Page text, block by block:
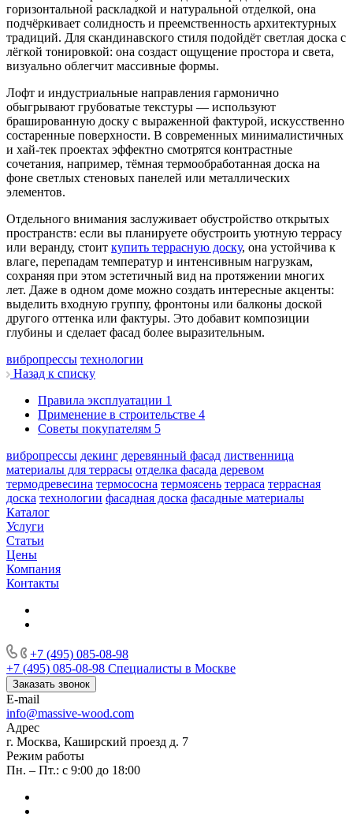
горизонтальной раскладкой и натуральной отделкой, она
подчёркивает солидность и преемственность архитектурных
традиций. Для скандинавского стиля подойдёт светлая доска с
лёгкой тонировкой: она создаст ощущение простора и света,
визуально облегчит массивные формы.
Лофт и индустриальные направления гармонично
обыгрывают грубоватые текстуры — используют
брашированную доску с выраженной фактурой, искусственно
состаренные поверхности. В современных минималистичных
и хай-тек проектах эффектно смотрятся контрастные
сочетания, например, тёмная термообработанная доска на
фоне светлых стеновых панелей или металлических
элементов.
Отдельного внимания заслуживает обустройство открытых
пространств: если вы планируете обустроить уютную террасу
или веранду, стоит купить террасную доску, она устойчива к
влаге, перепадам температур и интенсивным нагрузкам,
сохраняя при этом эстетичный вид на протяжении многих
лет. Даже в одном доме можно создать интересные акценты:
выделить входную группу, фронтоны или балконы доской
другого оттенка или фактуры. Это добавит композиции
глубины и сделает фасад более выразительным.
вибропрессы технологии
Назад к списку
Правила эксплуатации 1
Применение в строительстве 4
Советы покупателям 5
вибропрессы декинг деревянный фасад лиственница
материалы для террасы отделка фасада деревом
термодревесина термососна термоясень терраса террасная
доска технологии фасадная доска фасадные материалы
Каталог
Услуги
Статьи
Цены
Компания
Контакты
+7 (495) 085-08-98
+7 (495) 085-08-98 Специалисты в Москве
Заказать звонок
E-mail
info@massive-wood.com
Адрес
г. Москва, Каширский проезд д. 7
Режим работы
Пн. – Пт.: с 9:00 до 18:00